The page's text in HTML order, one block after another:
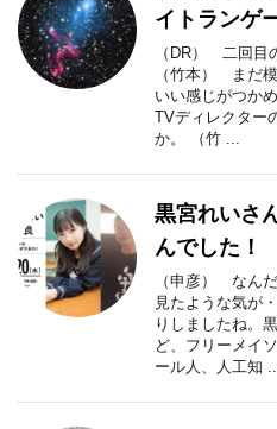
イトランゲ
（DR） 二回目
（竹本） まだ
いい感じがつか
TVディレクター
か。 （竹 ...
黒宮れいさ
んでした！
（申彦） なん
見たような気が
りしましたね。
ど、フリーメイ
ール人、人工知